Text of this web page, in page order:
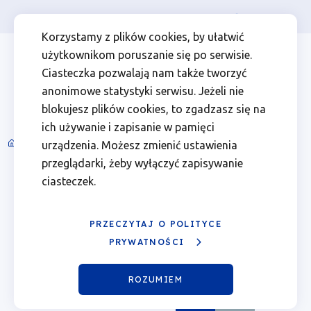
Korzystamy z plików cookies, by ułatwić
użytkownikom poruszanie się po serwisie.
Ciasteczka pozwalają nam także tworzyć
anonimowe statystyki serwisu. Jeżeli nie
blokujesz plików cookies, to zgadzasz się na
ich używanie i zapisanie w pamięci
urządzenia. Możesz zmienić ustawienia
przeglądarki, żeby wyłączyć zapisywanie
ciasteczek.
PRZECZYTAJ O POLITYCE
PRYWATNOŚCI
ROZUMIEM
Kalendarz
wydarzeń
18.05.2026
Europejskie
Wielkopolski
Przejdź
głównej
nawigacji
Przejdź
wyszukiwarki
Przejdź
zawartości
strony
Przejdź
stopki
Menu
Header
Top
Osoba prywatna Firma
Menu
top
left
Ścieżka
nawigacyjna
Spotkania informacyjne i wydarzenia
Śr. Czw. Pt.
01
04 05 06
Pokaż
07Sierpień
08